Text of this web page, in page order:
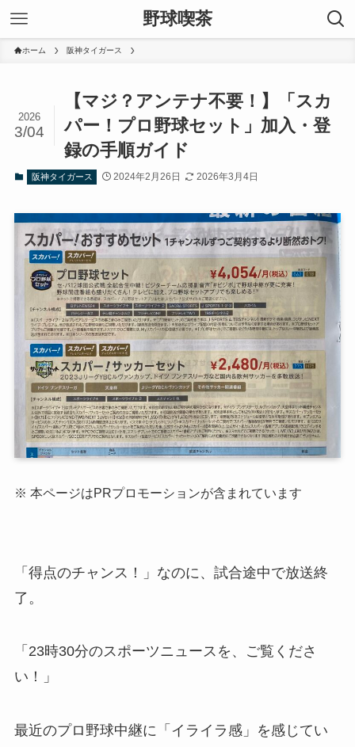
野球喫茶
ホーム 阪神タイガース
【マジ？アンテナ不要！】「スカ
パー！プロ野球セット」加入・登
録の手順ガイド
2026
3/04
阪神タイガース 2024年2月26日 2026年3月4日
※ 本ページはPRプロモーションが含まれています
「得点のチャンス！」なのに、試合途中で放送終
了。
「23時30分のスポーツニュースを、ご覧くださ
い！」
最近のプロ野球中継に「イライラ感」を感じてい